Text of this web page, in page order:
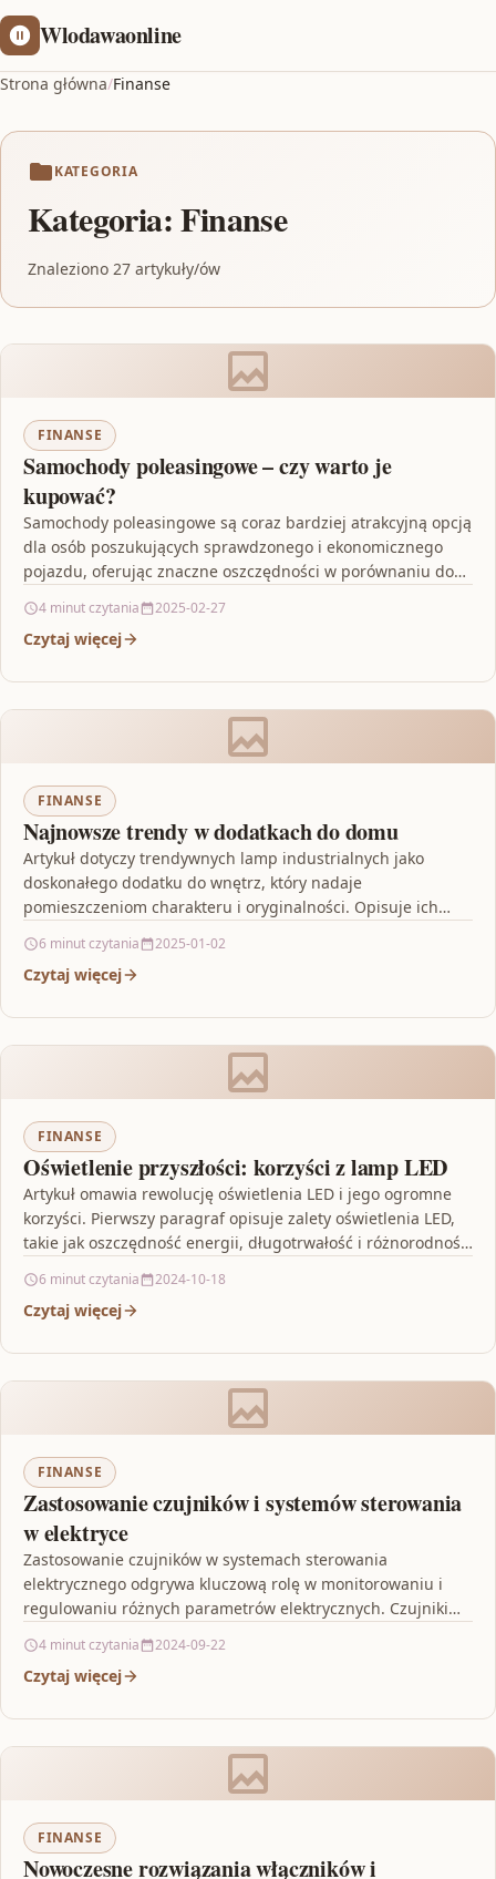
Wlodawaonline
Strona główna/Finanse
KATEGORIA
Kategoria:Finanse
Znaleziono 27 artykuły/ów
FINANSE
Samochody poleasingowe – czy warto je
kupować?
Samochody poleasingowe są coraz bardziej atrakcyjną opcją
dla osób poszukujących sprawdzonego i ekonomicznego
pojazdu, oferując znaczne oszczędności w porównaniu do
4 minut czytania 2025-02-27
Czytaj więcej
FINANSE
Najnowsze trendy w dodatkach do domu
Artykuł dotyczy trendywnych lamp industrialnych jako
doskonałego dodatku do wnętrz, który nadaje
pomieszczeniom charakteru i oryginalności. Opisuje ich
6 minut czytania 2025-01-02
Czytaj więcej
FINANSE
Oświetlenie przyszłości: korzyści z lamp LED
Artykuł omawia rewolucję oświetlenia LED i jego ogromne
korzyści. Pierwszy paragraf opisuje zalety oświetlenia LED,
takie jak oszczędność energii, długotrwałość i różnorodność
6 minut czytania 2024-10-18
Czytaj więcej
FINANSE
Zastosowanie czujników i systemów sterowania
w elektryce
Zastosowanie czujników w systemach sterowania
elektrycznego odgrywa kluczową rolę w monitorowaniu i
regulowaniu różnych parametrów elektrycznych. Czujniki
temperatury…
4 minut czytania 2024-09-22
Czytaj więcej
FINANSE
Nowoczesne rozwiązania włączników i